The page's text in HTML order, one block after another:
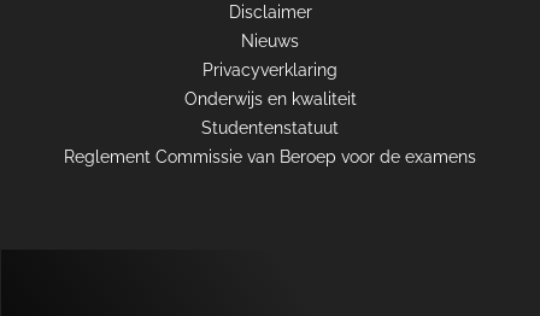
Disclaimer
Nieuws
Privacyverklaring
Onderwijs en kwaliteit
Studentenstatuut
Reglement Commissie van Beroep voor de examens